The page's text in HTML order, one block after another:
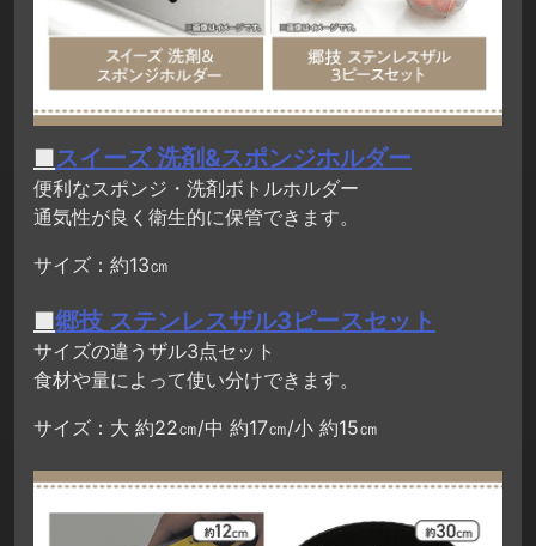
■スイーズ 洗剤&スポンジホルダー
便利なスポンジ・洗剤ボトルホルダー
通気性が良く衛生的に保管できます。
サイズ：約13㎝
■郷技 ステンレスザル3ピースセット
サイズの違うザル3点セット
食材や量によって使い分けできます。
サイズ：大 約22㎝/中 約17㎝/小 約15㎝